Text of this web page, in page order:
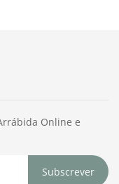
Online e
Subscrever